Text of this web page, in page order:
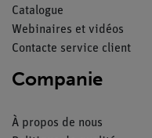
Catalogue
Webinaires et vidéos
Contacte service client
Companie
À propos de nous